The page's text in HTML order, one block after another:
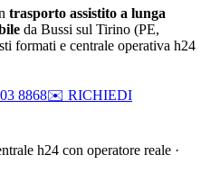
trasporto assistito a lunga
da Bussi sul Tirino (PE,
formati e centrale operativa h24
8868✉️ RICHIEDI
h24 con operatore reale ·